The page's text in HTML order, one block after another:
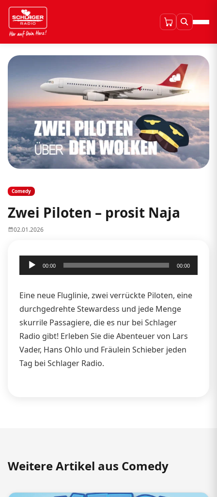
Comedy
Zwei Piloten – prosit Naja
02.01.2026
Audio-
Player
00:00 00:00
Eine neue Fluglinie, zwei verrückte Piloten, eine
durchgedrehte Stewardess und jede Menge
skurrile Passagiere, die es nur bei Schlager
Radio gibt! Erleben Sie die Abenteuer von Lars
Vader, Hans Ohlo und Fräulein Schieber jeden
Tag bei Schlager Radio.
Weitere Artikel aus Comedy